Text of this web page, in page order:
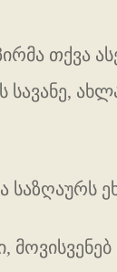
თქვა
საზღაურს